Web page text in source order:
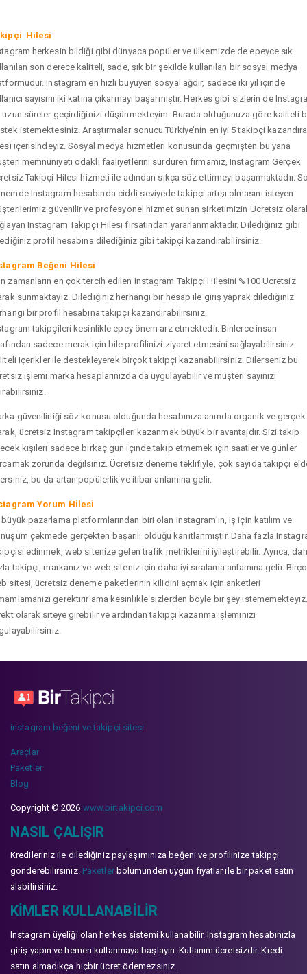
Hilesi
herkesin bildiği gibi dünyaca popüler ve ülkemizde de epeyce sık
son derece kaliteli, sade, şık bir şekilde kullanılan bir sosyal medya
Instagram en hızlı büyüyen sosyal ağdır, sadece iki yıl içinde
sayısını iki katına çıkarmayı başarmıştır. Herkes gibi sizlerin de
uzun süreler geçirdiğinizi düşünmekteyim. Burada olduğunuza göre kaliteli
istemektesiniz. Araştırmalar sonucu Türkiye’nin en iyi 5 takipçi
içerisindeyiz. Sosyal medya hizmetleri konusunda geçmişten bu yana
memnuniyeti odaklı faaliyetlerini sürdüren firmamız, Instagram Gerçek
Takipçi Hilesi hizmeti ile adından sıkça söz ettirmeyi başarmaktadır.
Instagram hesabında ciddi seviyede takipçi artışı olmasını isteyen
güvenilir ve profesyonel hizmet sunan şirketimizin Ücretsiz
Instagram Takipçi Hilesi fırsatından yararlanmaktadır. Dilediğiniz gibi
profil hesabına dilediğiniz gibi takipçi kazandırabilirsiniz.
Beğeni Hilesi
zamanların en çok tercih edilen Instagram Takipçi Hilesini %100 Ücretsiz
sunmaktayız. Dilediğiniz herhangi bir hesap ile giriş yaprak dilediğiniz
bir profil hesabına takipçi kazandırabilirsiniz.
takipçileri kesinlikle epey önem arz etmektedir. Binlerce insan
sadece merak için bile profilinizi ziyaret etmesini sağlayabilirsiniz.
içerikler ile destekleyerek birçok takipçi kazanabilirsiniz. Dilerseniz bu
işlemi marka hesaplarınızda da uygulayabilir ve müşteri sayınızı
güvenilirliği söz konusu olduğunda hesabınıza anında organik ve gerçek
ücretsiz Instagram takipçileri kazanmak büyük bir avantajdır. Sizi takip
kişileri sadece birkaç gün içinde takip etmemek için saatler ve günler
zorunda değilsiniz. Ücretsiz deneme teklifiyle, çok sayıda takipçi
bu da artan popülerlik ve itibar anlamına gelir.
Yorum Hilesi
büyük pazarlama platformlarından biri olan Instagram'ın, iş için katılım ve
çekmede gerçekten başarılı olduğu kanıtlanmıştır. Daha fazla
edinmek, web sitenize gelen trafik metriklerini iyileştirebilir. Ayrıca,
takipçi, markanız ve web siteniz için daha iyi sıralama anlamına gelir.
sitesi, ücretsiz deneme paketlerinin kilidini açmak için anketleri
gerektirir ama kesinlikle sizlerden böyle bir şey istememekteyiz.
olarak siteye girebilir ve ardından takipçi kazanma işleminizi
instagram beğeni ve takipçi sitesi
Araçlar
Paketler
Blog
Copyright © 2026 www.birtakipci.com
NASIL ÇALIŞIR
Kredileriniz ile dilediğiniz paylaşımınıza beğeni ve profilinize takipçi
gönderebilirsiniz. Paketlerbölümünden uygun fiyatlar ile bir paket satın
alabilirsiniz.
KIMLER KULLANABILIR
Instagram üyeliği olan herkes sistemi kullanabilir. Instagram hesabınızla
giriş yapın ve hemen kullanmaya başlayın. Kullanım ücretsizdir. Kredi
satın almadıkça hiçbir ücret ödemezsiniz.